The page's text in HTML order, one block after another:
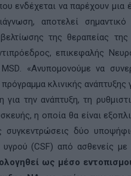
ενδέχεται να παρέχουν μια
αποτελεί
της θεραπείας
επικεφαλής
MSD. «Ανυπομονούμε να
κλινικής ανάπτυξης
για την ανάπτυξη, τη
η οποία θα είναι
συγκεντρώσεις δύο
υγρού (CSF) από ασθενείς με
ως μέσο